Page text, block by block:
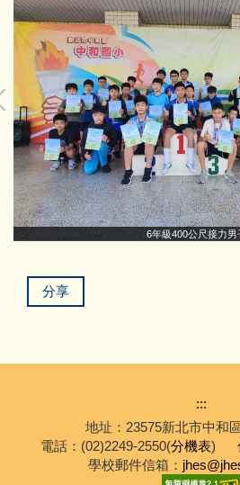
6年級400公尺接力男
分享
:::
地址：23575新北市中和
電話：(02)2249-2550(分機表)
學校郵件信箱：